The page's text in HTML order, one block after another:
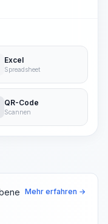
Excel
Spreadsheet
QR-Code
Scannen
Mehr erfahren →